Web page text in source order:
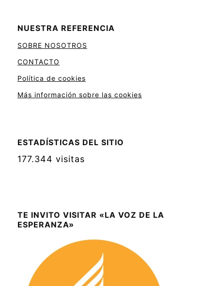
NUESTRA REFERENCIA
SOBRE NOSOTROS
CONTACTO
Política de cookies
Más información sobre las cookies
ESTADÍSTICAS DEL SITIO
177.344 visitas
TE INVITO VISITAR «LA VOZ DE LA
ESPERANZA»